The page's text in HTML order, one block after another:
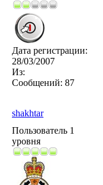
Дата регистрации:
28/03/2007
Из:
Сообщений: 87
shakhtar
Пользователь 1
уровня